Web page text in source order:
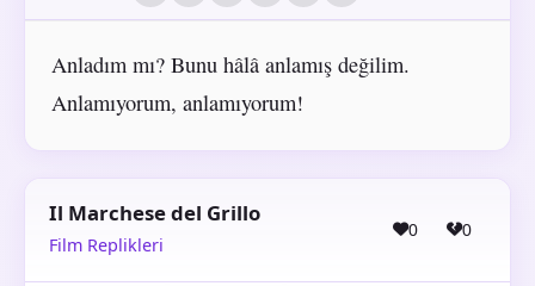
Anladım mı? Bunu hâlâ anlamış değilim.
Anlamıyorum, anlamıyorum!
Il Marchese del Grillo
Film Replikleri
0 0